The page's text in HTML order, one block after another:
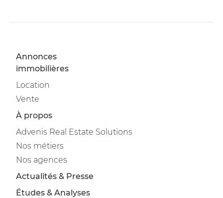
Annonces
immobilières
Location
Vente
À propos
Advenis Real Estate Solutions
Nos métiers
Nos agences
Actualités & Presse
Études & Analyses